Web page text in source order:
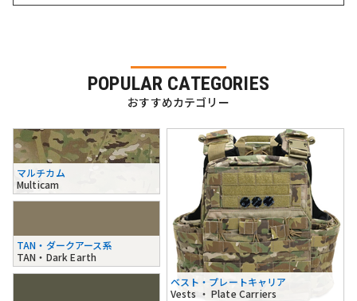
POPULAR CATEGORIES
おすすめカテゴリー
マルチカム
Multicam
TAN・ダークアース系
TAN・Dark Earth
ベスト・プレートキャリア
Vests ・ Plate Carriers